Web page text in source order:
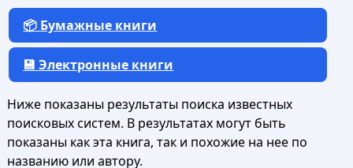
📦 Бумажные книги
💾 Электронные книги
Ниже показаны результаты поиска известных
поисковых систем. В результатах могут быть
показаны как эта книга, так и похожие на нее по
названию или автору.